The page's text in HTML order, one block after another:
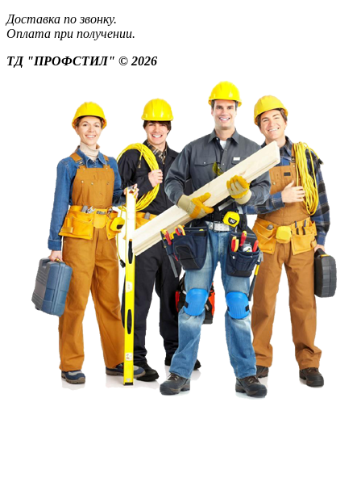
Доставка по звонку.
Оплата при получении.
ТД "ПРОФСТИЛ" © 2026